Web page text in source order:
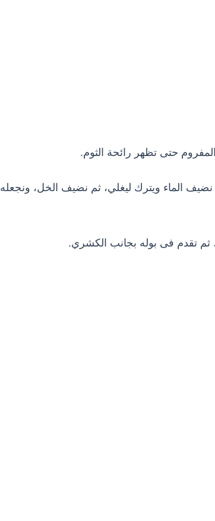
حتى تظهر رائحة الثوم.
الماء ويترك ليغلي، ثم نضيف الخل، ونجعله
ثم تقدم فى بوله بجانب الكشري.